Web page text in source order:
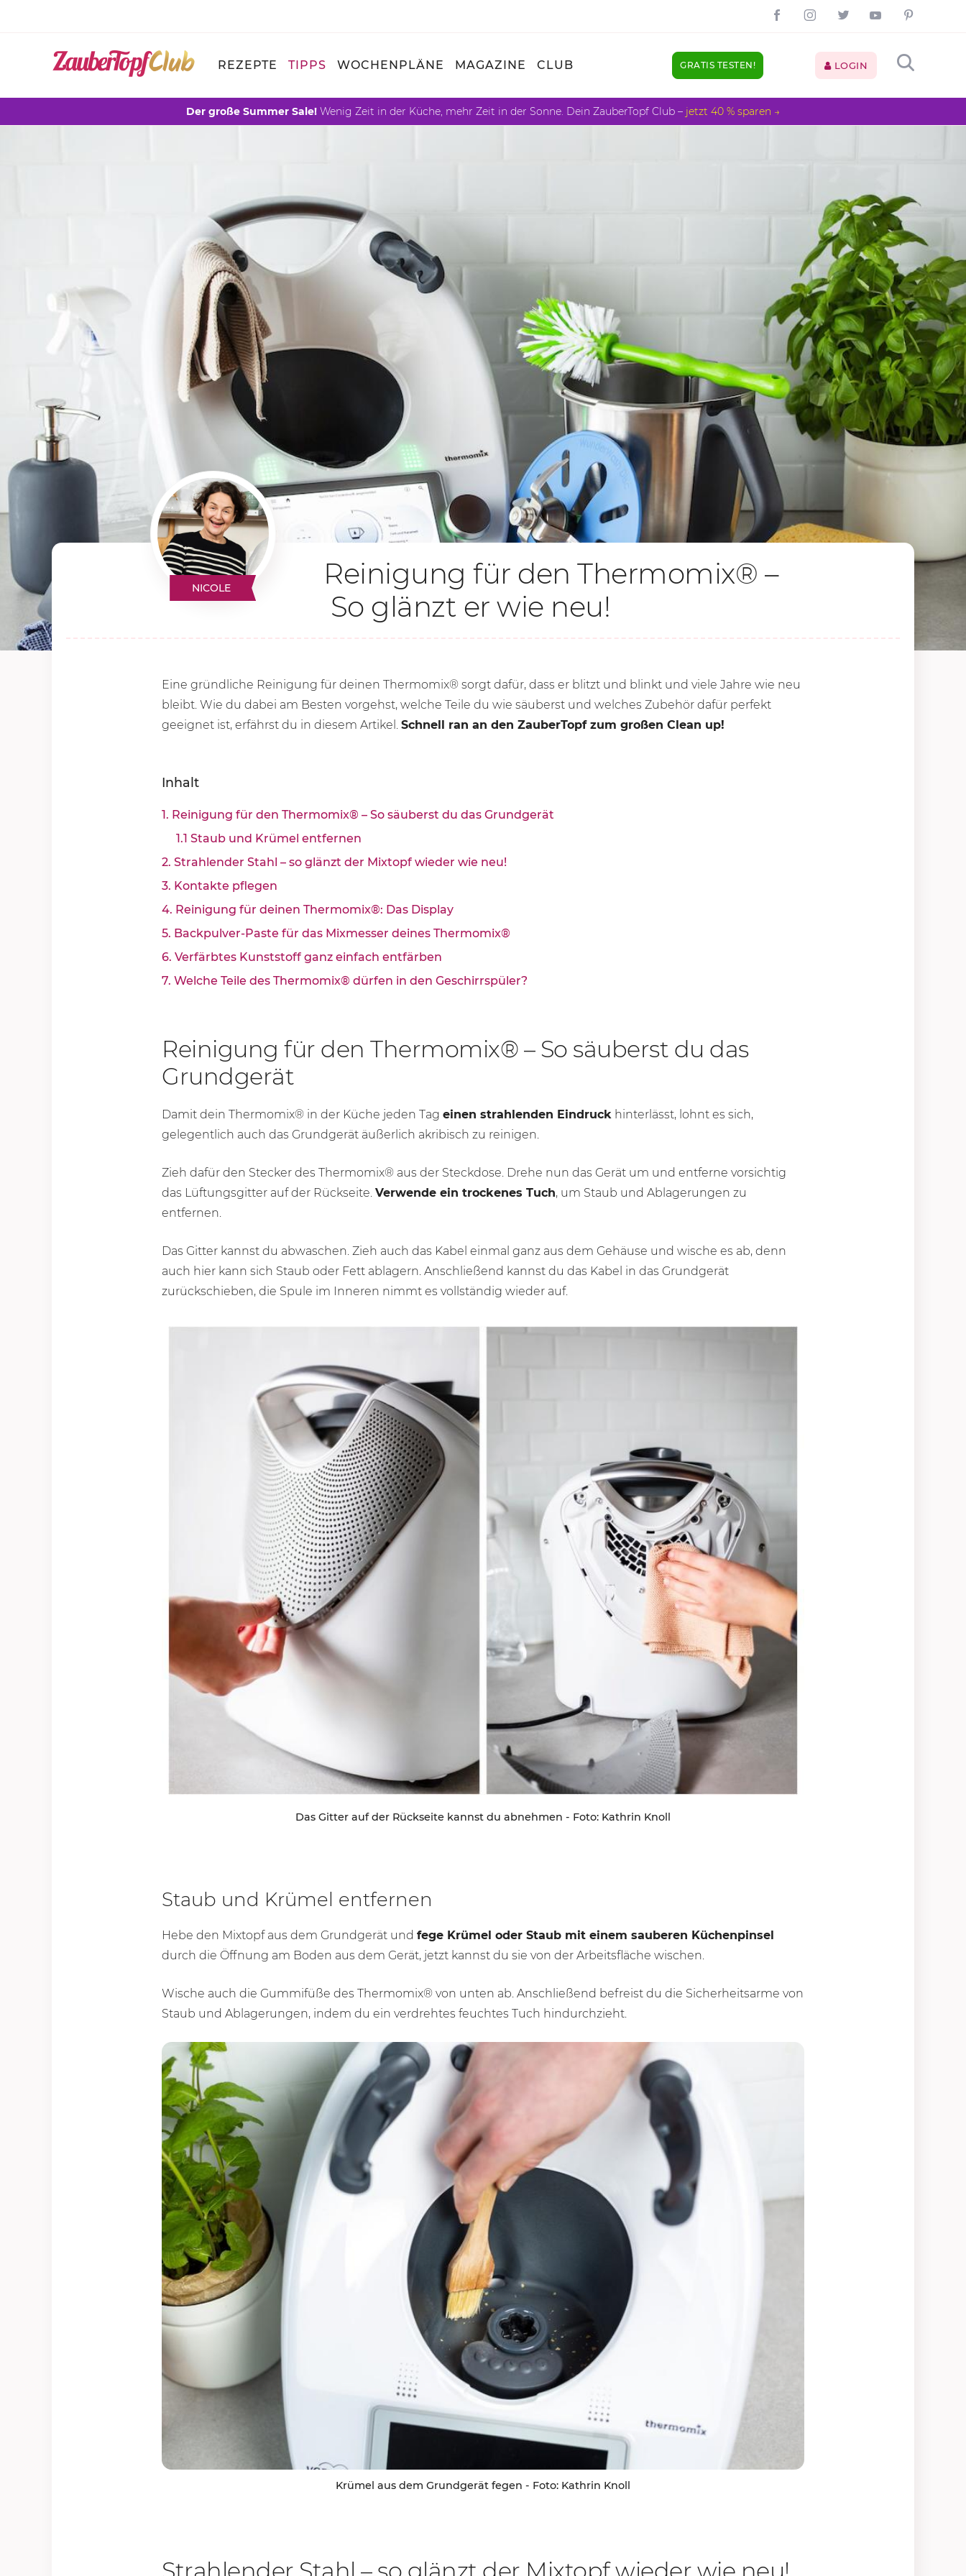
REZEPTE TIPPS WOCHENPLÄNE MAGAZINE CLUB GRATIS TESTEN! LOGIN
Der große Summer Sale! Wenig Zeit in der Küche, mehr Zeit in der Sonne. Dein ZauberTopf Club – jetzt 40 % sparen →
NICOLE
Reinigung für den Thermomix® –
So glänzt er wie neu!
Eine gründliche Reinigung für deinen Thermomix® sorgt dafür, dass er blitzt und blinkt und viele Jahre wie neu
bleibt. Wie du dabei am Besten vorgehst, welche Teile du wie säuberst und welches Zubehör dafür perfekt
geeignet ist, erfährst du in diesem Artikel.Schnell ran an den ZauberTopf zum großen Clean up!
Inhalt
1. Reinigung für den Thermomix® – So säuberst du das Grundgerät
1.1 Staub und Krümel entfernen
2. Strahlender Stahl – so glänzt der Mixtopf wieder wie neu!
3. Kontakte pflegen
4. Reinigung für deinen Thermomix®: Das Display
5. Backpulver-Paste für das Mixmesser deines Thermomix®
6. Verfärbtes Kunststoff ganz einfach entfärben
7. Welche Teile des Thermomix® dürfen in den Geschirrspüler?
Reinigung für den Thermomix® – So säuberst du das
Grundgerät
Damit dein Thermomix® in der Küche jeden Tageinen strahlenden Eindruck hinterlässt, lohnt es sich,
gelegentlich auch das Grundgerät äußerlich akribisch zu reinigen.
Zieh dafür den Stecker des Thermomix® aus der Steckdose. Drehe nun das Gerät um und entferne vorsichtig
das Lüftungsgitter auf der Rückseite.Verwende ein trockenes Tuch, um Staub und Ablagerungen zu
entfernen.
Das Gitter kannst du abwaschen. Zieh auch das Kabel einmal ganz aus dem Gehäuse und wische es ab, denn
auch hier kann sich Staub oder Fett ablagern. Anschließend kannst du das Kabel in das Grundgerät
zurückschieben, die Spule im Inneren nimmt es vollständig wieder auf.
Das Gitter auf der Rückseite kannst du abnehmen - Foto: Kathrin Knoll
Staub und Krümel entfernen
Hebe den Mixtopf aus dem Grundgerät undfege Krümel oder Staub mit einem sauberen Küchenpinsel
durch die Öffnung am Boden aus dem Gerät, jetzt kannst du sie von der Arbeitsfläche wischen.
Wische auch die Gummifüße des Thermomix® von unten ab. Anschließend befreist du die Sicherheitsarme von
Staub und Ablagerungen, indem du ein verdrehtes feuchtes Tuch hindurchzieht.
Krümel aus dem Grundgerät fegen - Foto: Kathrin Knoll